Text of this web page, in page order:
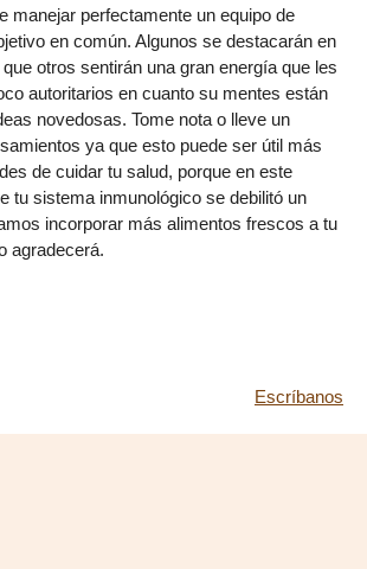
manejar perfectamente un equipo de
en común. Algunos se destacarán en
otros sentirán una gran energía que les
autoritarios en cuanto su mentes están
novedosas. Tome nota o lleve un
ya que esto puede ser útil más
de cuidar tu salud, porque en este
tu sistema inmunológico se debilitó un
incorporar más alimentos frescos a tu
agradecerá.
Escríbanos